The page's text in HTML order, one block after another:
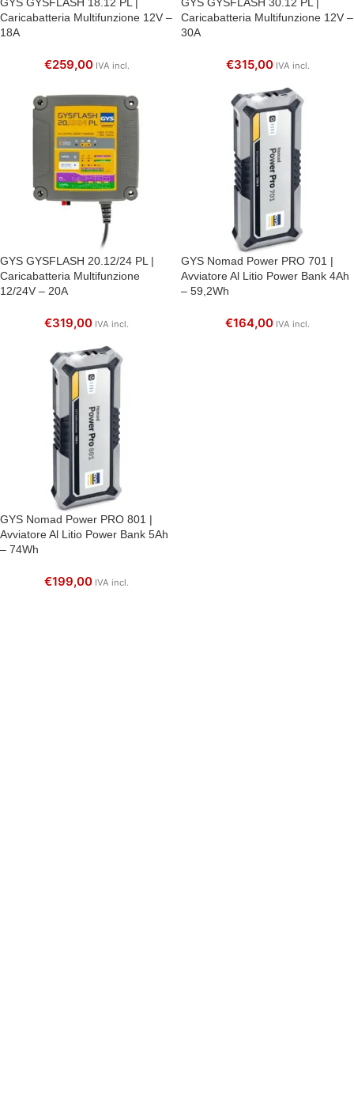
Caricabatteria Multifunzione 12V –
18A
€259,00 IVA incl.
Caricabatteria Multifunzione 12V –
30A
€315,00 IVA incl.
GYS GYSFLASH 20.12/24 PL |
Caricabatteria Multifunzione
12/24V – 20A
€319,00 IVA incl.
GYS Nomad Power PRO 701 |
Avviatore Al Litio Power Bank 4Ah
– 59,2Wh
€164,00 IVA incl.
GYS Nomad Power PRO 801 |
Avviatore Al Litio Power Bank 5Ah
– 74Wh
€199,00 IVA incl.